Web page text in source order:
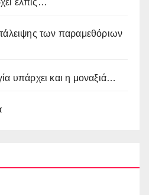
ελπίς…
των παραμεθόριων
υπάρχει και η μοναξιά…